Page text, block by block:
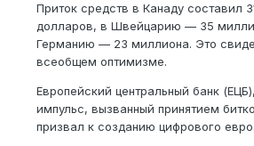
Приток средств в Канаду составил
долларов, в Швейцарию — 35
Германию — 23 миллиона. Это
всеобщем оптимизме.
Европейский центральный банк
импульс, вызванный принятием
призвал к созданию цифрового евро.